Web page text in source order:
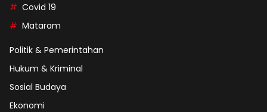
Covid 19
Mataram
Politik & Pemerintahan
Hukum & Kriminal
Sosial Budaya
Ekonomi